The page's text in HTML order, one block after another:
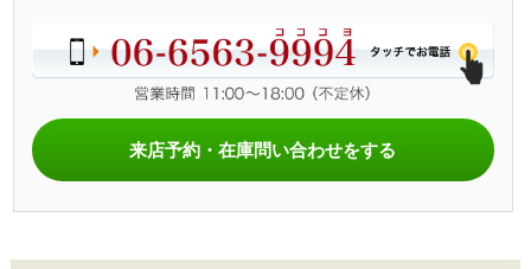
来店予約・在庫問い合わせをする